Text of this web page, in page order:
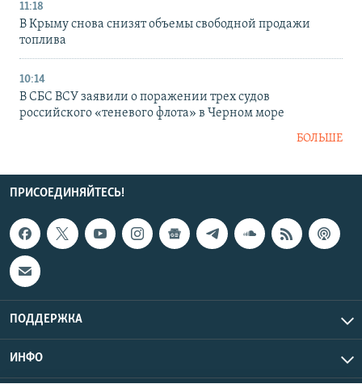
11:18
В Крыму снова снизят объемы свободной продажи
топлива
10:14
В СБС ВСУ заявили о поражении трех судов
российского «теневого флота» в Черном море
БОЛЬШЕ
ПРИСОЕДИНЯЙТЕСЬ!
ПОДДЕРЖКА
ИНФО